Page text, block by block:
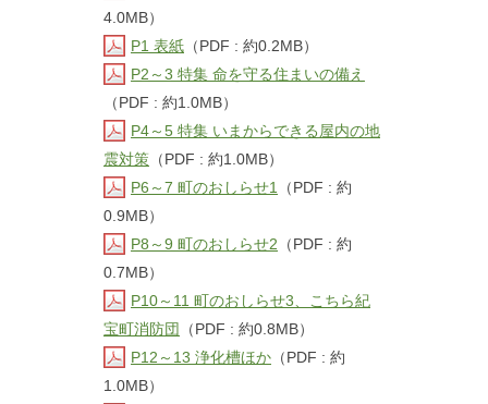
4.0MB）
P1 表紙 （PDF : 約0.2MB）
P2～3 特集 命を守る住まいの備え
（PDF : 約1.0MB）
P4～5 特集 いまからできる屋内の地
震対策 （PDF : 約1.0MB）
P6～7 町のおしらせ1 （PDF : 約
0.9MB）
P8～9 町のおしらせ2 （PDF : 約
0.7MB）
P10～11 町のおしらせ3、こちら紀
宝町消防団
（PDF : 約0.8MB）
P12～13 浄化槽ほか （PDF : 約
1.0MB）